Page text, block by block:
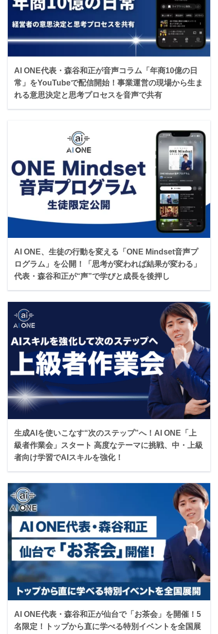
AI ONE代表・森谷和正が音声コラム「年商10億の日
常」をYouTubeで配信開始！事業運営の現場から生ま
れる意思決定と思考プロセスを音声で共有
AI ONE、生徒の行動を変える「ONE Mindset音声プ
ログラム」を公開！「思考が変われば結果が変わる」
代表・森谷和正が“声”で学びと成長を後押し
生成AIを使いこなす“次のステップ”へ！AI ONE「上
級者作業会」スタート 高度なテーマに挑戦、中・上級
者向け学習でAIスキルを強化！
AI ONE代表・森谷和正が仙台で「お茶会」を開催！5
名限定！トップから直に学べる特別イベントを全国展